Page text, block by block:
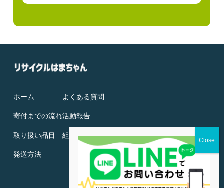
ホーム
寄付までの流れ
取り扱い品目
発送方法
よくある質問
活動報告
組織概要